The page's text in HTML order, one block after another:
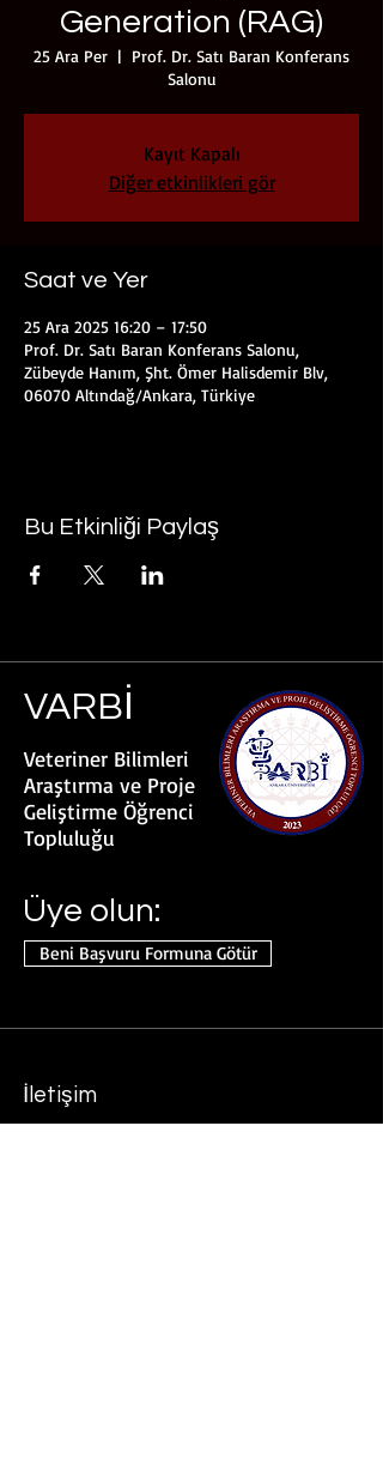
Generation (RAG)
25 Ara Per
  |
Prof. Dr. Satı Baran Konferans
Salonu
Kayıt Kapalı
Diğer etkinlikleri gör
Saat ve Yer
25 Ara 2025 16:20 – 17:50
Prof. Dr. Satı Baran Konferans Salonu,
Zübeyde Hanım, Şht. Ömer Halisdemir Blv,
06070 Altındağ/Ankara, Türkiye
Bu Etkinliği Paylaş
VARBİ
Veteriner Bilimleri
Araştırma ve Proje
Geliştirme Öğrenci
Topluluğu
Üye olun:
Beni Başvuru Formuna Götür
İletişim